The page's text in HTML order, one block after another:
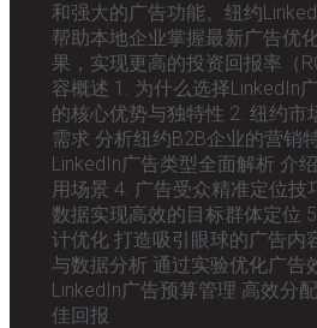
和强大的广告功能。纽约
帮助本地企业掌握最新广告优
果，实现更高的投资回报率（
容概述 1. 为什么选择LinkedIn
的核心优势与独特性 2. 纽约市
需求 分析纽约B2B企业的营销
LinkedIn广告类型全面解析 介
用场景 4. 广告受众精准定位技
数据实现高效的目标群体定位
计优化 打造吸引眼球的广告内
与数据分析 通过实验优化广告
LinkedIn广告预算管理 高效分
佳回报